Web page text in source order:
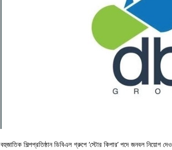
বহুজাতিক শিল্পপ্রতিষ্ঠান ডিবিএল গ্রুপে ‘স্টোর কিপার’ পদে জনবল